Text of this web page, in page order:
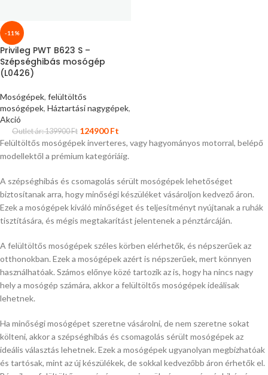
-11%
Privileg PWT B623 S –
Szépséghibás mosógép
(L0426)
Mosógépek, felültöltős
mosógépek, Háztartási nagygépek,
Akció
Outlet ár:139900Ft 124900Ft
Felültöltős mosógépek inverteres, vagy hagyományos motorral, belépő
modellektől a prémium kategóriáig.
A szépséghibás és csomagolás sérült mosógépek lehetőséget
biztosítanak arra, hogy minőségi készüléket vásároljon kedvező áron.
Ezek a mosógépek kiváló minőséget és teljesítményt nyújtanak a ruhák
tisztítására, és mégis megtakarítást jelentenek a pénztárcáján.
A felültöltős mosógépek széles körben elérhetők, és népszerűek az
otthonokban. Ezek a mosógépek azért is népszerűek, mert könnyen
használhatóak. Számos előnye közé tartozik az is, hogy ha nincs nagy
hely a mosógép számára, akkor a felültöltős mosógépek ideálisak
lehetnek.
Ha minőségi mosógépet szeretne vásárolni, de nem szeretne sokat
költeni, akkor a szépséghibás és csomagolás sérült mosógépek az
ideális választás lehetnek. Ezek a mosógépek ugyanolyan megbízhatóak
és tartósak, mint az új készülékek, de sokkal kedvezőbb áron érhetők el.